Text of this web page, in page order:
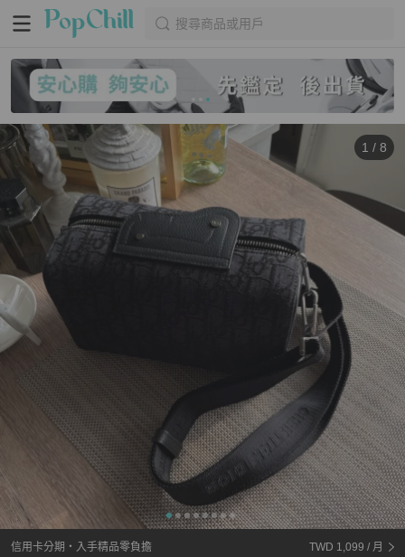
搜尋商品或用戶
1 / 8
信用卡分期・入手精品零負擔 TWD 1,099 / 月